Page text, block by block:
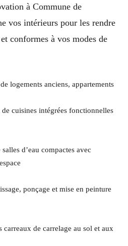
à Commune de
vos intérieurs pour les rendre
conformes à vos modes de
logements anciens, appartements
de cuisines intégrées fonctionnelles
d’eau compactes avec
ponçage et mise en peinture
carreaux de carrelage au sol et aux